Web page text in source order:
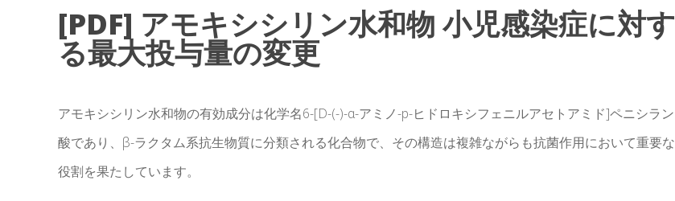
[PDF] アモキシシリン水和物 小児感染症に対す
る最大投与量の変更
アモキシシリン水和物の有効成分は化学名6-[D-(-)-α-アミノ-p-ヒドロキシフェニルアセトアミド]ペニシラン
酸であり、β-ラクタム系抗生物質に分類される化合物で、その構造は複雑ながらも抗菌作用において重要な
役割を果たしています。